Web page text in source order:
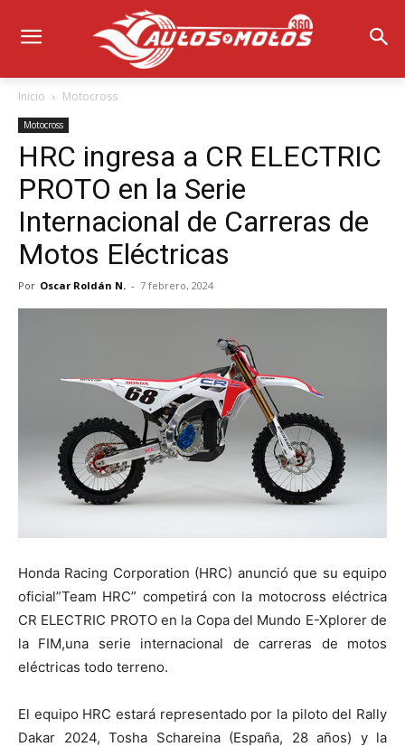
Inicio Motocross
Motocross
HRC ingresa a CR ELECTRIC
PROTO en la Serie
Internacional de Carreras de
Motos Eléctricas
Por Oscar Roldán N. - 7 febrero, 2024
Honda Racing Corporation (HRC) anunció que su equipo
oficial”Team HRC” competirá con la motocross eléctrica
CR ELECTRIC PROTO en la Copa del Mundo E-Xplorer de
la FIM,una serie internacional de carreras de motos
eléctricas todo terreno.
El equipo HRC estará representado por la piloto del Rally
Dakar 2024, Tosha Schareina (España, 28 años) y la